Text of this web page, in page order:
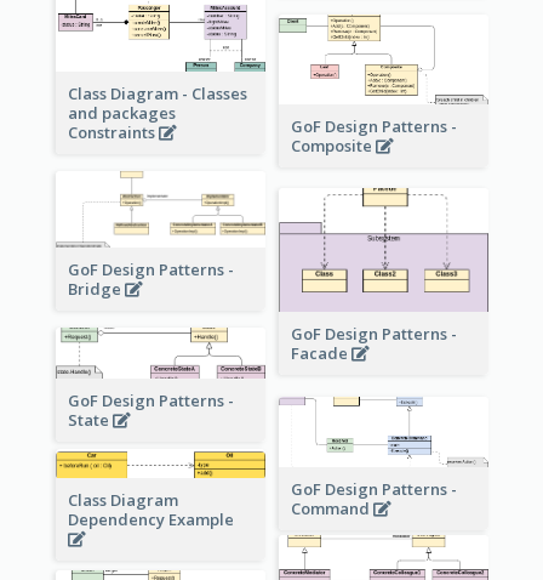
Class Diagram - Classes
and packages
Constraints
GoF Design Patterns -
Composite
GoF Design Patterns -
Bridge
GoF Design Patterns -
Facade
GoF Design Patterns -
State
GoF Design Patterns -
Command
Class Diagram
Dependency Example